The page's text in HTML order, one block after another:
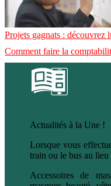
Projets gagnats : découvrez
Comment faire la
Actualités à la Une !
Lorsque vous
train ou le bus au lieu
Accessoires de